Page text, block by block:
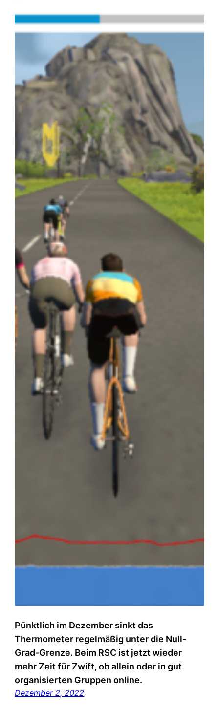
Pünktlich im Dezember sinkt das
Thermometer regelmäßig unter die Null-
Grad-Grenze. Beim RSC ist jetzt wieder
mehr Zeit für Zwift, ob allein oder in gut
organisierten Gruppen online.
Dezember 2, 2022